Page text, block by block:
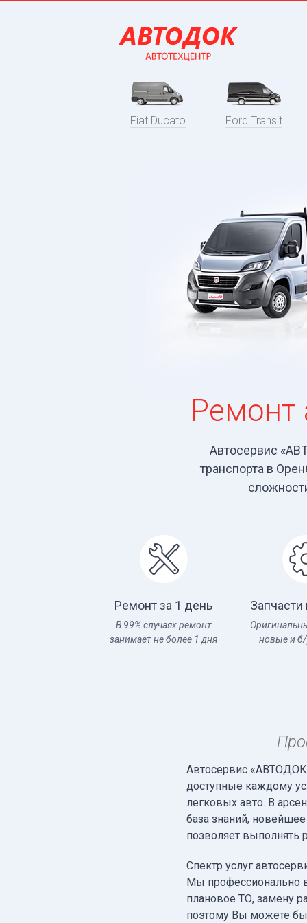
Fiat Ducato Ford Transit
Ремонт
Автосервис
транспорта в
Ремонт за 1 день
В 99% случаях ремонт
занимает не более 1 дня
Запчасти
новые и б/
Автосервис
доступные каждому
легковых авто. В
база знаний,
позволяет выполнять
Спектр услуг
Мы профессионально
плановое ТО, замену
поэтому Вы можете